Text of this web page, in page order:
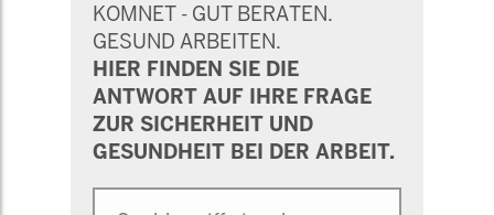
KOMNET - GUT BERATEN.
GESUND ARBEITEN.
HIER FINDEN SIE DIE
ANTWORT AUF IHRE FRAGE
ZUR SICHERHEIT UND
GESUNDHEIT BEI DER ARBEIT.